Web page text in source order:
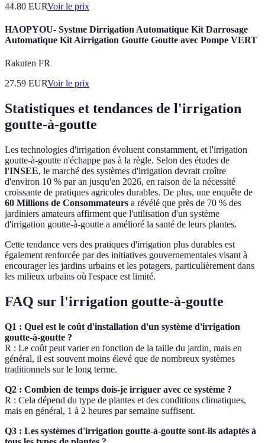
44.80 EURVoir le prix
HAOPYOU- Systme Dirrigation Automatique Kit Darrosage
Automatique Kit Airrigation Goutte Goutte avec Pompe VERT
Rakuten FR
27.59 EURVoir le prix
Statistiques et tendances de l'irrigation
goutte-à-goutte
Les technologies d'irrigation évoluent constamment, et l'irrigation
goutte-à-goutte n'échappe pas à la règle. Selon des études de
l'INSEE, le marché des systèmes d'irrigation devrait croître
d'environ 10 % par an jusqu'en 2026, en raison de la nécessité
croissante de pratiques agricoles durables. De plus, une enquête de
60 Millions de Consommateurs a révélé que près de 70 % des
jardiniers amateurs affirment que l'utilisation d'un système
d'irrigation goutte-à-goutte a amélioré la santé de leurs plantes.
Cette tendance vers des pratiques d'irrigation plus durables est
également renforcée par des initiatives gouvernementales visant à
encourager les jardins urbains et les potagers, particulièrement dans
les milieux urbains où l'espace est limité.
FAQ sur l'irrigation goutte-à-goutte
Q1 : Quel est le coût d'installation d'un système d'irrigation
goutte-à-goutte ?
R : Le coût peut varier en fonction de la taille du jardin, mais en
général, il est souvent moins élevé que de nombreux systèmes
traditionnels sur le long terme.
Q2 : Combien de temps dois-je irriguer avec ce système ?
R : Cela dépend du type de plantes et des conditions climatiques,
mais en général, 1 à 2 heures par semaine suffisent.
Q3 : Les systèmes d'irrigation goutte-à-goutte sont-ils adaptés à